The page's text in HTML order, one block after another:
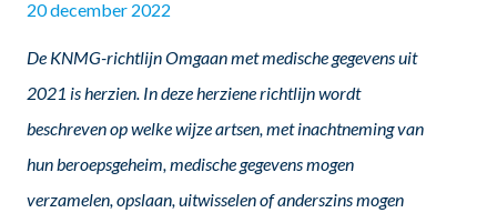
20 december 2022
De KNMG-richtlijn Omgaan met medische gegevens uit
2021 is herzien. In deze herziene richtlijn wordt
beschreven op welke wijze artsen, met inachtneming van
hun beroepsgeheim, medische gegevens mogen
verzamelen, opslaan, uitwisselen of anderszins mogen